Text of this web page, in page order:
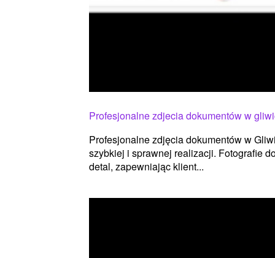
Profesjonalne zdjecia dokumentów w
Profesjonalne zdjęcia dokumentów w
szybkiej i sprawnej realizacji. Fotografie
detal, zapewniając klient...